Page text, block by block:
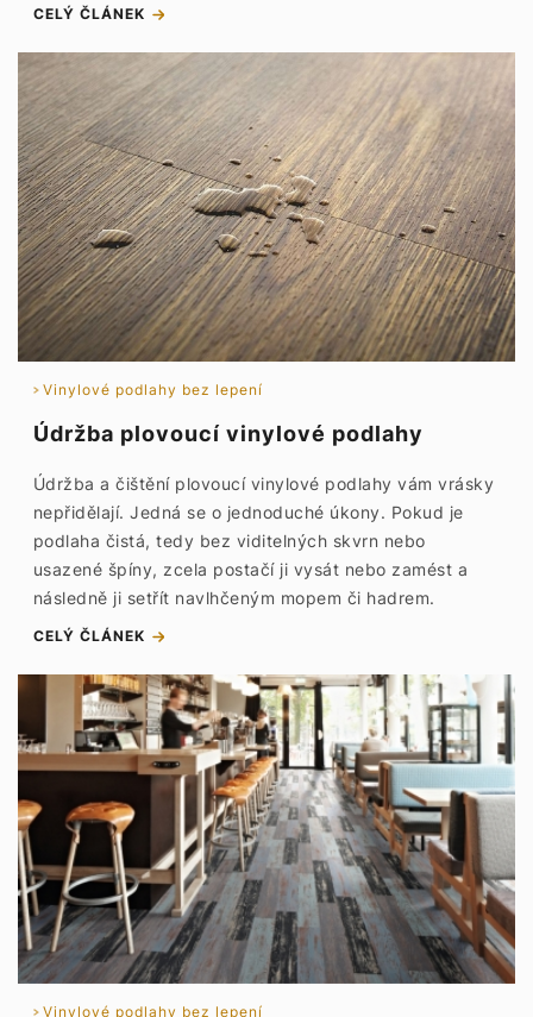
CELÝ ČLÁNEK
Vinylové podlahy bez lepení
Údržba plovoucí vinylové podlahy
Údržba a čištění plovoucí vinylové podlahy vám vrásky
nepřidělají. Jedná se o jednoduché úkony. Pokud je
podlaha čistá, tedy bez viditelných skvrn nebo
usazené špíny, zcela postačí ji vysát nebo zamést a
následně ji setřít navlhčeným mopem či hadrem.
CELÝ ČLÁNEK
Vinylové podlahy bez lepení